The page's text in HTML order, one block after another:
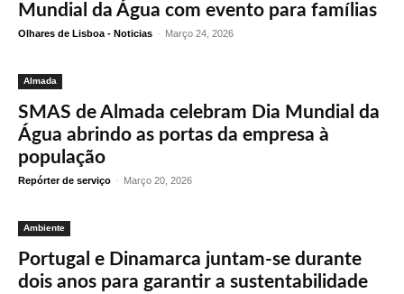
Mundial da Água com evento para famílias
Olhares de Lisboa - Noticias - Março 24, 2026
Almada
SMAS de Almada celebram Dia Mundial da
Água abrindo as portas da empresa à
população
Repórter de serviço - Março 20, 2026
Ambiente
Portugal e Dinamarca juntam-se durante
dois anos para garantir a sustentabilidade